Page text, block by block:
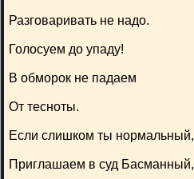
Разговаривать не надо.
Голосуем до упаду!
В обморок не падаем
От тесноты.
Если слишком ты нормальный,
Приглашаем в суд Басманный,